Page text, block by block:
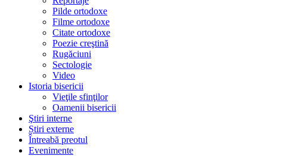
Pilde ortodoxe
Filme ortodoxe
Citate ortodoxe
Poezie creştină
Rugăciuni
Sectologie
Video
Istoria bisericii
Vieţile sfinţilor
Oamenii bisericii
Ştiri interne
Știri externe
Întreabă preotul
Evenimente